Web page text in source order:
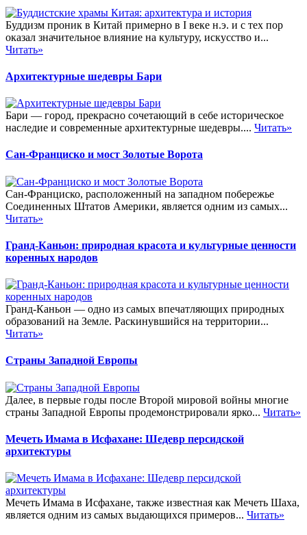
Буддизм проник в Китай примерно в I веке н.э. и с тех пор
оказал значительное влияние на культуру, искусство и...
Читать»
Архитектурные шедевры Бари
Бари — город, прекрасно сочетающий в себе историческое
наследие и современные архитектурные шедевры.... Читать»
Сан-Франциско и мост Золотые Ворота
Сан-Франциско, расположенный на западном побережье
Соединенных Штатов Америки, является одним из самых...
Читать»
Гранд-Каньон: природная красота и культурные ценности
коренных народов
Гранд-Каньон — одно из самых впечатляющих природных
образований на Земле. Раскинувшийся на территории...
Читать»
Страны Западной Европы
Далее, в первые годы после Второй мировой войны многие
страны Западной Европы продемонстрировали ярко... Читать»
Мечеть Имама в Исфахане: Шедевр персидской
архитектуры
Мечеть Имама в Исфахане, также известная как Мечеть Шаха,
является одним из самых выдающихся примеров... Читать»